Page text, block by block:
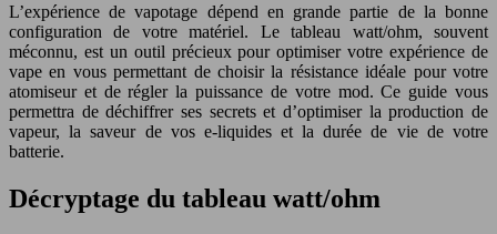
L’expérience de vapotage dépend en grande partie de la bonne
configuration de votre matériel. Le tableau watt/ohm, souvent
méconnu, est un outil précieux pour optimiser votre expérience de
vape en vous permettant de choisir la résistance idéale pour votre
atomiseur et de régler la puissance de votre mod. Ce guide vous
permettra de déchiffrer ses secrets et d’optimiser la production de
vapeur, la saveur de vos e-liquides et la durée de vie de votre
batterie.
Décryptage du tableau watt/ohm